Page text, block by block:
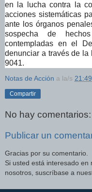
en la lucha contra la
acciones sistemáticas
ante los órganos
sospecha de
contempladas en el
denunciar a través de la
9041.
Notas de Acción a la/s
Compartir
No hay comentarios:
Publicar un
Gracias por su comentario.
Si usted está interesado en
nosotros, suscríbase a